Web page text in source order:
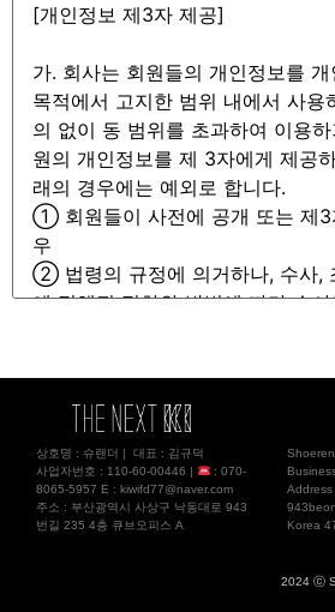
상호명 : 슈랜더 | 대표 : 김규덕
사업자번호 : 110-60-00446 |
: 070-
8065-5957 E : kiwifd77@naver.com
주소 : 부산광역시 사상구 낙동대로 943
번길 235 4층 큐브오피스 A
Address
Korea
2024 ⓒ